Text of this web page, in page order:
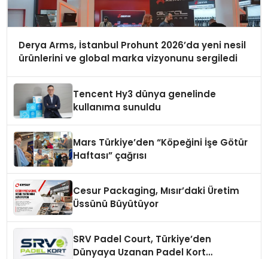
Derya Arms, İstanbul Prohunt 2026’da yeni nesil
ürünlerini ve global marka vizyonunu sergiledi
Tencent Hy3 dünya genelinde
kullanıma sunuldu
Mars Türkiye’den “Köpeğini İşe Götür
Haftası” çağrısı
Cesur Packaging, Mısır’daki Üretim
Üssünü Büyütüyor
SRV Padel Court, Türkiye’den
Dünyaya Uzanan Padel Kort